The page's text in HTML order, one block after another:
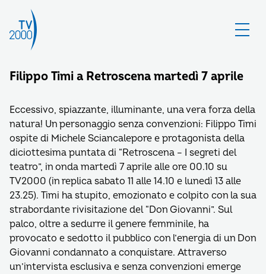
Filippo Timi a Retroscena martedì 7 aprile
Eccessivo, spiazzante, illuminante, una vera forza della
natura! Un personaggio senza convenzioni: Filippo Timi
ospite di Michele Sciancalepore e protagonista della
diciottesima puntata di “Retroscena – I segreti del
teatro”, in onda martedì 7 aprile alle ore 00.10 su
TV2000 (in replica sabato 11 alle 14.10 e lunedì 13 alle
23.25). Timi ha stupito, emozionato e colpito con la sua
strabordante rivisitazione del “Don Giovanni”. Sul
palco, oltre a sedurre il genere femminile, ha
provocato e sedotto il pubblico con l’energia di un Don
Giovanni condannato a conquistare. Attraverso
un’intervista esclusiva e senza convenzioni emerge